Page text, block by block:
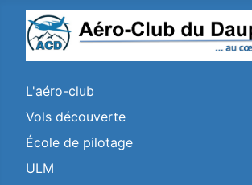
L'aéro-club
Vols découverte
École de pilotage
ULM